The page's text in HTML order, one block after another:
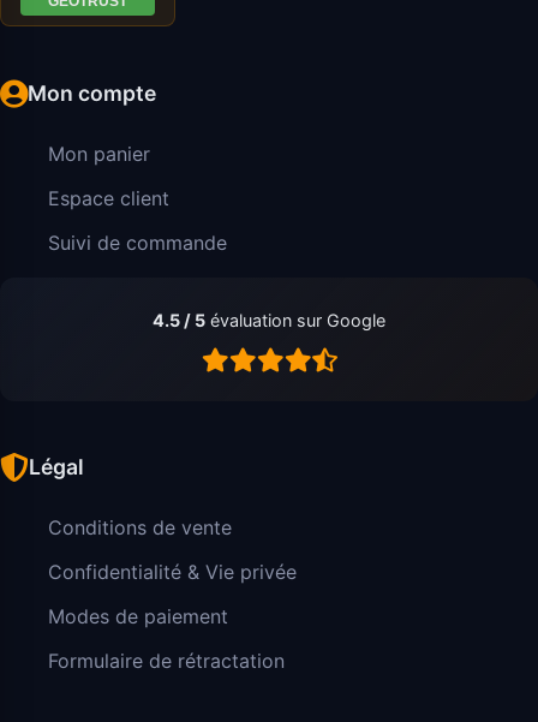
Mon compte
Mon panier
Espace client
Suivi de commande
4.5 / 5 évaluation sur Google
Légal
Conditions de vente
Confidentialité & Vie privée
Modes de paiement
Formulaire de rétractation